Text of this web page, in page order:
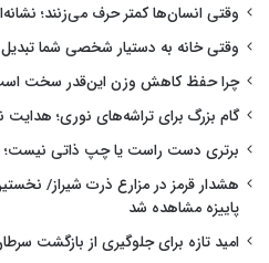
وقتی انسان‌ها کمتر حرف می‌زنند؛
وقتی خانه به دستیار شخصی شما
چرا حفظ کاهش وزن این‌قدر سخت
گام بزرگ برای تراشه‌های نوری؛ هدایت
برتری دست راست یا چپ ذاتی نیست؛
هشدار قرمز در مزارع ذرت شیراز/
پاییزه مشاهده شد
امید تازه برای جلوگیری از بازگشت